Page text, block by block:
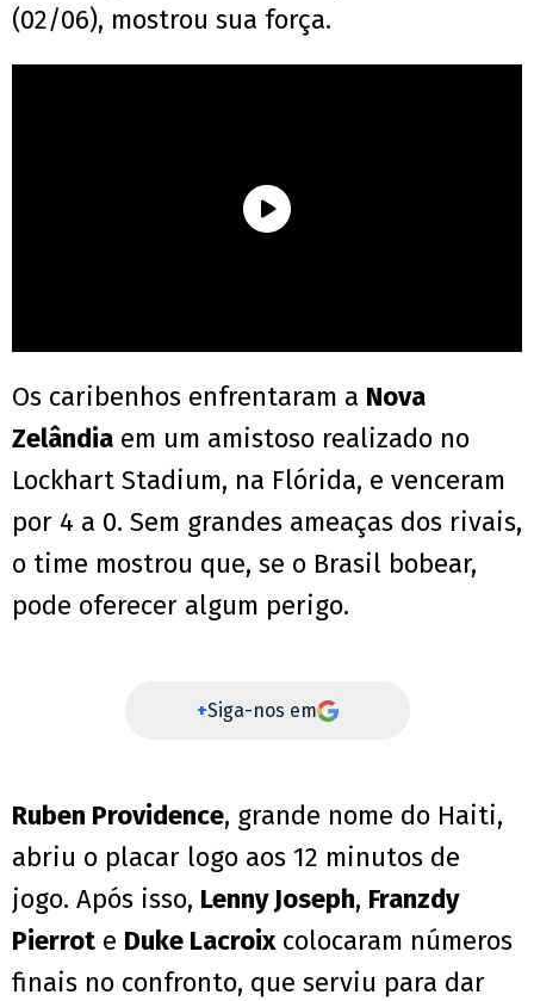
(02/06), mostrou sua força.
Os caribenhos enfrentaram a Nova
Zelândia em um amistoso realizado no
Lockhart Stadium, na Flórida, e venceram
por 4 a 0. Sem grandes ameaças dos rivais,
o time mostrou que, se o Brasil bobear,
pode oferecer algum perigo.
+Siga-nos em
Ruben Providence, grande nome do Haiti,
abriu o placar logo aos 12 minutos de
jogo. Após isso, Lenny Joseph, Franzdy
Pierrot e Duke Lacroixcolocaram números
finais no confronto, que serviu para dar